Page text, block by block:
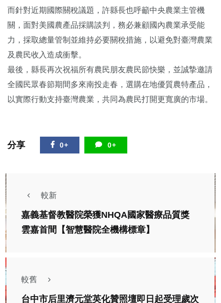
而針對近期國際關稅議題，許縣長也呼籲中央農業主管機
關，面對美國農產品採購談判，務必兼顧國內農業承受能
力，採取總量管制並維持必要關稅措施，以避免對臺灣農業
及農民收入造成衝擊。
最後，縣長再次祝福所有農民朋友農民節快樂，並誠摯邀請
全國民眾春節期間多來南投走春，選購在地優質農特產品，
以實際行動支持臺灣農業，共同為農民打開更寬廣的市場。
分享 0+ 0+
較新
嘉義基督教醫院榮獲NHQA國家醫療品質獎
雲嘉首間【智慧醫院全機構標章】
較舊
台中市后里濟元堂英化贊照壇即日起受理歲次